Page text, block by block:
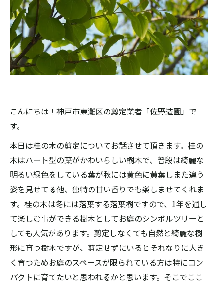
こんにちは！神戸市東灘区の剪定業者「佐野造園」で
す。
本日は桂の木の剪定についてお話させて頂きます。桂の
木はハート型の葉がかわいらしい樹木で、普段は綺麗な
明るい緑色をしている葉が秋には黄色に黄葉しまた違う
姿を見せてる他、独特の甘い香りでも楽しませてくれま
す。桂の木は冬には落葉する落葉樹ですので、1年を通し
て楽しむ事ができる樹木としてお庭のシンボルツリーと
しても人気があります。剪定しなくても自然と綺麗な樹
形に育つ樹木ですが、剪定せずにいるとそれなりに大き
く育つためお庭のスペースが限られている方は特にコン
パクトに育てたいと思われるかと思います。そこでここ